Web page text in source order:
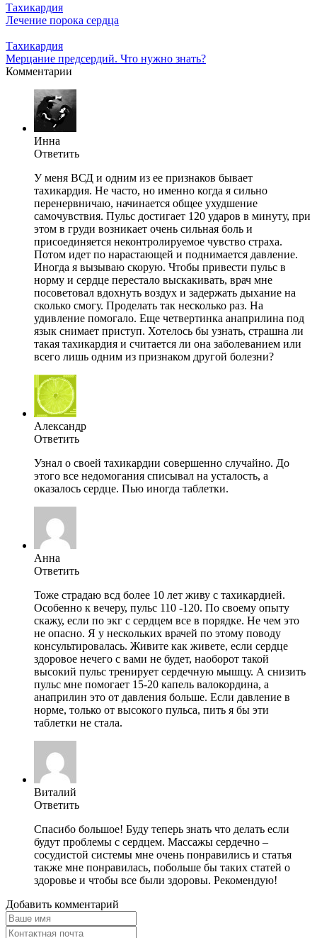
Тахикардия
Лечение порока сердца
Тахикардия
Мерцание предсердий. Что нужно знать?
Комментарии
Инна
Ответить
У меня ВСД и одним из ее признаков бывает
тахикардия. Не часто, но именно когда я сильно
перенервничаю, начинается общее ухудшение
самочувствия. Пульс достигает 120 ударов в минуту, при
этом в груди возникает очень сильная боль и
присоединяется неконтролируемое чувство страха.
Потом идет по нарастающей и поднимается давление.
Иногда я вызываю скорую. Чтобы привести пульс в
норму и сердце перестало выскакивать, врач мне
посоветовал вдохнуть воздух и задержать дыхание на
сколько смогу. Проделать так несколько раз. На
удивление помогало. Еще четвертинка анаприлина под
язык снимает приступ. Хотелось бы узнать, страшна ли
такая тахикардия и считается ли она заболеванием или
всего лишь одним из признаком другой болезни?
Александр
Ответить
Узнал о своей тахикардии совершенно случайно. До
этого все недомогания списывал на усталость, а
оказалось сердце. Пью иногда таблетки.
Анна
Ответить
Тоже страдаю всд более 10 лет живу с тахикардией.
Особенно к вечеру, пульс 110 -120. По своему опыту
скажу, если по экг с сердцем все в порядке. Не чем это
не опасно. Я у нескольких врачей по этому поводу
консультировалаcь. Живите как живете, если сердце
здоровое нечего с вами не будет, наоборот такой
высокий пульс тренирует сердечную мышцу. А снизить
пульс мне помогает 15-20 капель валокордина, а
анаприлин это от давления больше. Если давление в
норме, только от высокого пульса, пить я бы эти
таблетки не стала.
Виталий
Ответить
Спасибо большое! Буду теперь знать что делать если
будут проблемы с сердцем. Массажы сердечно –
сосудистой системы мне очень понравились и статья
также мне понравилась, побольше бы таких статей о
здоровье и чтобы все были здоровы. Рекомендую!
Добавить комментарий